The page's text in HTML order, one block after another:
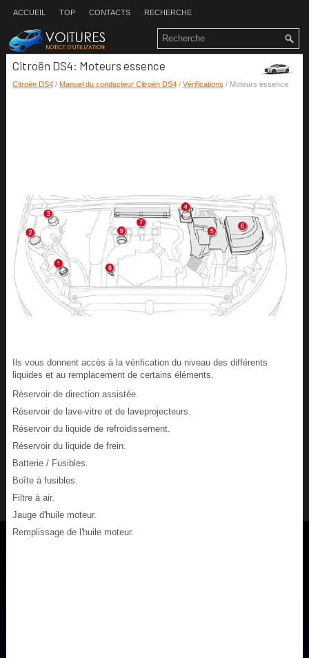
ACCUEIL TOP CONTACTS RECHERCHE
Citroën DS4: Moteurs essence
Citroën DS4/ Manuel du conducteur Citroën DS4/ Vérifications / Moteurs essence
Ils vous donnent accès à la vérification du niveau des différents
liquides et au remplacement de certains éléments.
Réservoir de direction assistée.
Réservoir de lave-vitre et de laveprojecteurs.
Réservoir du liquide de refroidissement.
Réservoir du liquide de frein.
Batterie / Fusibles.
Boîte à fusibles.
Filtre à air.
Jauge d'huile moteur.
Remplissage de l'huile moteur.